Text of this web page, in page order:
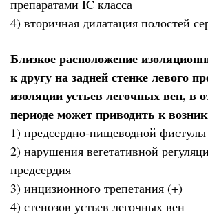
препаратами IC класса
4) вторичная дилатация полостей
Близкое расположение
к другу на задней стенке левого
изоляции устьев легочных вен, в
периоде может приводить к
1) предсердно-пищеводной фистулы
2) нарушения вегетативной
предсердия
3) инцизионного трепетания (+)
4) стенозов устьев легочных вен